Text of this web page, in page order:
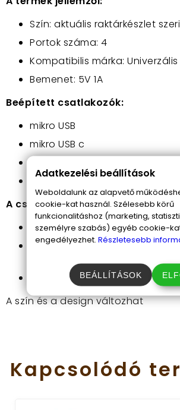
Szín: aktuális raktárkészlet
Portok száma: 4
Kompatibilis márka: Univerzális
Bemenet: 5V 1A
Beépített csatlakozók:
mikro USB
mikro USB c
USB
A csomag tartalma:
1 x Power bank
4 x Beépített kábel: iphone,
1 x Különálló Usb kábel
A szín és a design változhat
Kapcsolódó
Adatkezelési beállítások
Weboldalunk az alapvető
cookie-kat használ. Szélesebb körű
funkcionalitáshoz (marketing,
személyre szabás) egyéb cookie-
engedélyezhet. Részletesebb
BEÁLLÍTÁSOK